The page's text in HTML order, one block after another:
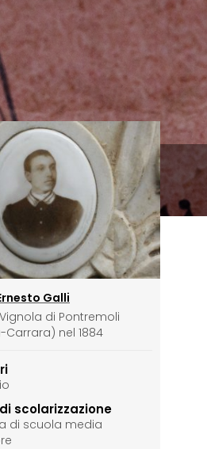
Galli
di Pontremoli
Carrara) nel 1884
scolarizzazione
di scuola media